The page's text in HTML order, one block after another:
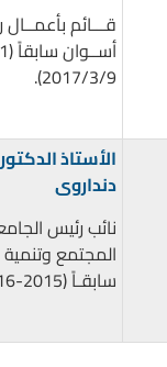
قـــائم
2017/3/9).
الأستاذ
دنداروى
نائب رئيس
المجتمع وتنمية
سابقـاً (2015-2016).